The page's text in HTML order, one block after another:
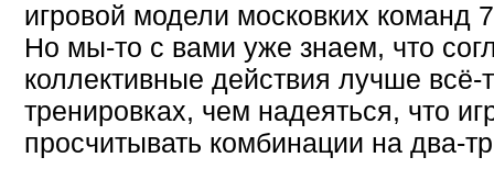
игровой модели московких команд
Но мы-то с вами уже знаем, что
коллективные действия лучше всё-
тренировках, чем надеяться, что
просчитывать комбинации на два-